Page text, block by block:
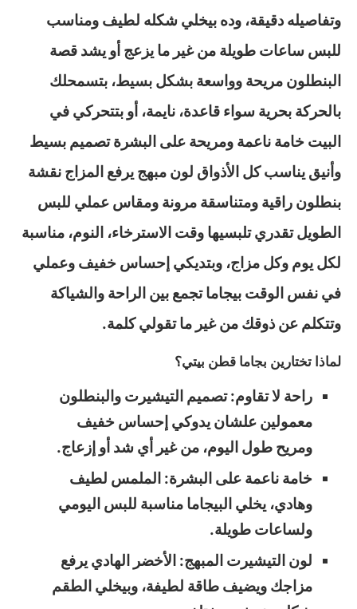
وتفاصيله دقيقة، وده بيخلي شكله لطيف ومناسب
للبس ساعات طويلة من غير ما يزعج أو يشد قصة
البنطلون مريحة وواسعة بشكل بسيط، بتسمحلك
بالحركة بحرية سواء قاعدة، نايمة، أو بتتحركي في
البيت خامة ناعمة ومريحة على البشرة تصميم بسيط
وأنيق يناسب كل الأذواق لون مبهج يرفع المزاج نقشة
بنطلون راقية ومتناسقة مرونة ومقاس عملي للبس
الطويل تقدري تلبسيها وقت الاسترخاء، النوم، مناسبة
لكل يوم وكل مزاج، وبتديكي إحساس خفيف وعملي
في نفس الوقت بيجاما تجمع بين الراحة والشياكة
وتتكلم عن ذوقك من غير ما تقولي كلمة.
لماذا تختارين بجاما قطن بيتي؟
راحة لا تقاوم: تصميم التيشيرت والبنطلون
معمولين علشان يدوكي إحساس خفيف
ومريح طول اليوم، من غير أي شد أو إزعاج.
خامة ناعمة على البشرة: الملمس لطيف
وهادي، يخلي البيجاما مناسبة للبس اليومي
ولساعات طويلة.
لون التيشيرت المبهج: الأخضر الهادي يرفع
مزاجك ويضيف طاقة لطيفة، وبيخلي الطقم